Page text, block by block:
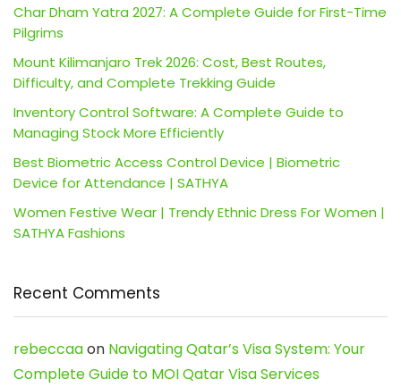
Char Dham Yatra 2027: A Complete Guide for First-Time
Pilgrims
Mount Kilimanjaro Trek 2026: Cost, Best Routes,
Difficulty, and Complete Trekking Guide
Inventory Control Software: A Complete Guide to
Managing Stock More Efficiently
Best Biometric Access Control Device | Biometric
Device for Attendance | SATHYA
Women Festive Wear | Trendy Ethnic Dress For Women |
SATHYA Fashions
Recent Comments
rebeccaaon Navigating Qatar’s Visa System: Your
Complete Guide to MOI Qatar Visa Services